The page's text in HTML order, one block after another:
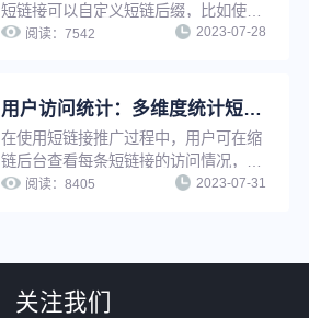
短链接可以自定义短链后缀，比如使用
品牌域名做后缀，既能增加链接辨识度
阅读：7542 2023-07-28
用户访问统计：多维度统计短链接访问情况，把控推广效果
在使用短链接推广过程中，用户可在缩
链后台查看每条短链接的访问情况，包
括访问趋势、访问地域、访问环境、访
阅读：8405 2023-07-31
关注我们